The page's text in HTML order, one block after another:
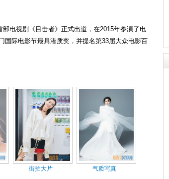
电视剧《目击者》正式出道，在2015年参演了电
国际电影节最具潜质奖，并提名第33届大众电影百
街拍大片 气质写真